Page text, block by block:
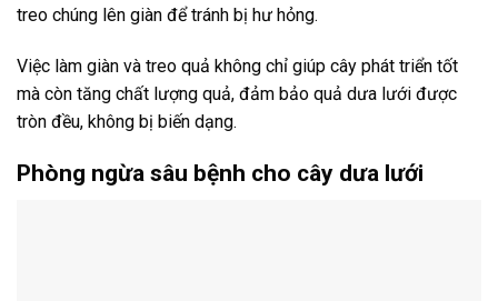
treo chúng lên giàn để tránh bị hư hỏng.
Việc làm giàn và treo quả không chỉ giúp cây phát triển tốt
mà còn tăng chất lượng quả, đảm bảo quả dưa lưới được
tròn đều, không bị biến dạng.
Phòng ngừa sâu bệnh cho cây dưa lưới